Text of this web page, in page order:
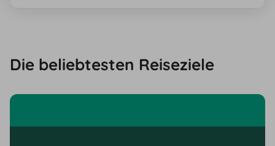
Die beliebtesten Reiseziele